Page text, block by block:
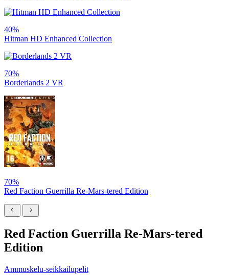
40%
Hitman HD Enhanced Collection
70%
Borderlands 2 VR
70%
Red Faction Guerrilla Re-Mars-tered Edition
Red Faction Guerrilla Re-Mars-tered
Edition
Ammuskelu-seikkailupelit